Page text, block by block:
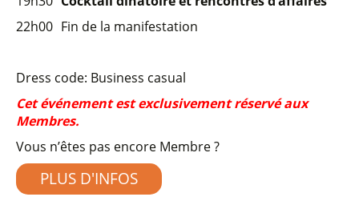
22h00 Fin de la manifestation
Dress code: Business casual
Cet événement est exclusivement réservé aux
Membres.
Vous n’êtes pas encore Membre ?
PLUS D'INFOS